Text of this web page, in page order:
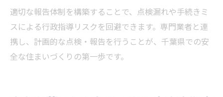
適切な報告体制を構築することで、点検漏れや手続きミ
スによる行政指導リスクを回避できます。専門業者と連
携し、計画的な点検・報告を行うことが、千葉県での安
全な住まいづくりの第一歩です。